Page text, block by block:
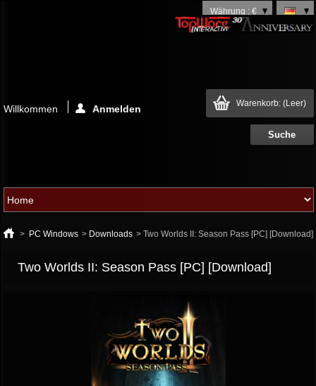
Währung : €
Warenkorb: (Leer)
Willkommen Anmelden
> PC Windows > Downloads > Two Worlds II: Season Pass [PC] [Download]
Two Worlds II: Season Pass [PC] [Download]